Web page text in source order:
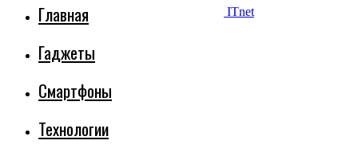
ITnet
Главная
Гаджеты
Смартфоны
Технологии